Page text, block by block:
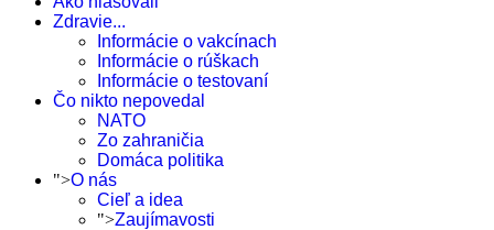
Zdravie...
Informácie o vakcínach
Informácie o rúškach
Informácie o testovaní
Čo nikto nepovedal
NATO
Zo zahraničia
Domáca politika
">O nás
Cieľ a idea
">Zaujímavosti